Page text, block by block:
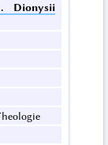
Dionysii